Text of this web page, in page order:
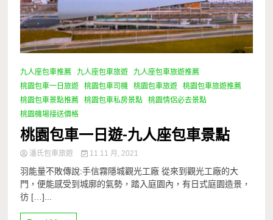
九人座包車推薦 九人座包車旅遊
九人座包車旅遊推薦
桃園包車一日旅遊
桃園包車司機 桃園包車旅遊
桃園包車旅遊推薦
桃園包車景點推薦
桃園包車私房景點
桃園情侶必去景點
桃園機場接送價格
桃園包車一日遊-九人座包車景點
潘氏包車旅遊 11 11 月, 2021
羽能量不敗傳說:手信霧隱城觀光工廠 從來到觀光工廠的大
門，便能感受到城廓的氣勢，踏入庭園內，有日式庭園造景，
彷 […]...